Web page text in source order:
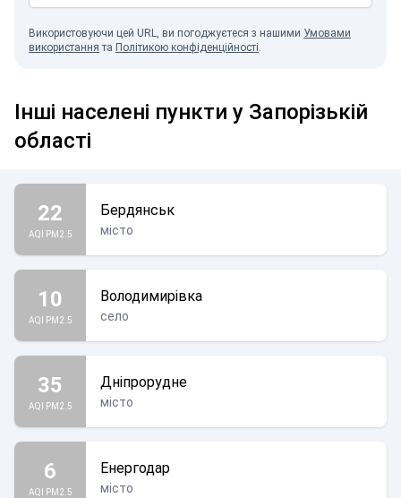
Використовуючи цей URL, ви погоджуєтеся з нашими Умовами
використання та Політикою конфіденційності.
Інші населені пункти у Запорізькій
області
22
AQI PM2.5
Бердянськ
місто
10
AQI PM2.5
Володимирівка
село
35
AQI PM2.5
Дніпрорудне
місто
6
AQI PM2.5
Енергодар
місто